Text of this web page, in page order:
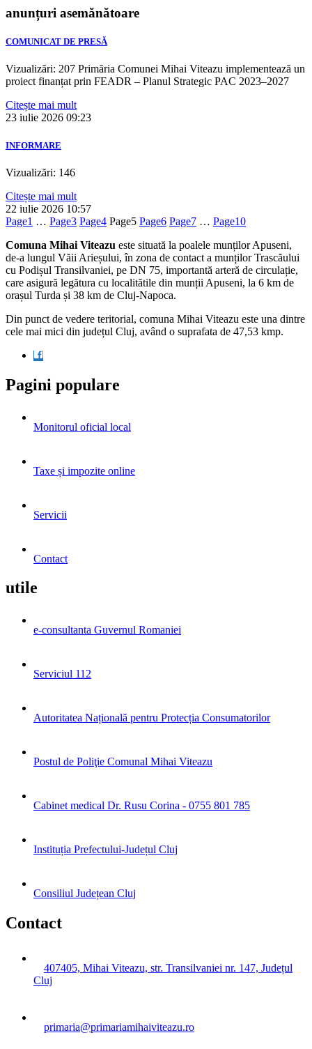
anunțuri asemănătoare
COMUNICAT DE PRESĂ
Vizualizări: 207 Primăria Comunei Mihai Viteazu implementează un
proiect finanțat prin FEADR – Planul Strategic PAC 2023–2027
Citește mai mult
23 iulie 2026 09:23
INFORMARE
Vizualizări: 146
Citește mai mult
22 iulie 2026 10:57
Page1 … Page3 Page4 Page5 Page6 Page7 … Page10
Comuna Mihai Viteazu este situată la poalele munților Apuseni,
de-a lungul Văii Arieșului, în zona de contact a munților Trascăului
cu Podișul Transilvaniei, pe DN 75, importantă arteră de circulație,
care asigură legătura cu localitătile din munții Apuseni, la 6 km de
orașul Turda și 38 km de Cluj-Napoca.
Din punct de vedere teritorial, comuna Mihai Viteazu este una dintre
cele mai mici din județul Cluj, având o suprafata de 47,53 kmp.
Pagini populare
Monitorul oficial local
Taxe și impozite online
Servicii
Contact
utile
e-consultanta Guvernul Romaniei
Serviciul 112
Autoritatea Națională pentru Protecția Consumatorilor
Postul de Poliţie Comunal Mihai Viteazu
Cabinet medical Dr. Rusu Corina - 0755 801 785
Instituția Prefectului-Județul Cluj
Consiliul Județean Cluj
Contact
407405, Mihai Viteazu, str. Transilvaniei nr. 147, Județul
Cluj
primaria@primariamihaiviteazu.ro